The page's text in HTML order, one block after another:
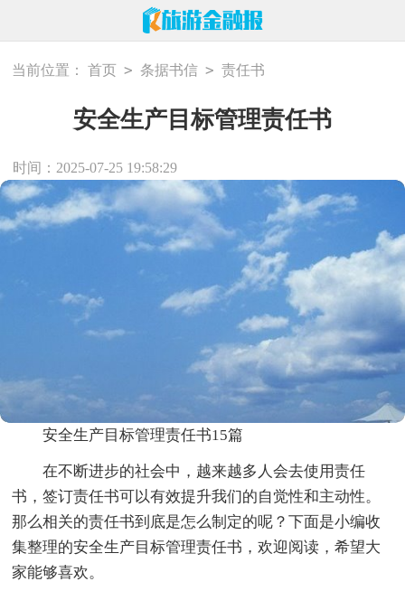
当前位置： 首页 > 条据书信 > 责任书
安全生产目标管理责任书
时间：2025-07-25 19:58:29
安全生产目标管理责任书15篇
在不断进步的社会中，越来越多人会去使用责任
书，签订责任书可以有效提升我们的自觉性和主动性。
那么相关的责任书到底是怎么制定的呢？下面是小编收
集整理的安全生产目标管理责任书，欢迎阅读，希望大
家能够喜欢。